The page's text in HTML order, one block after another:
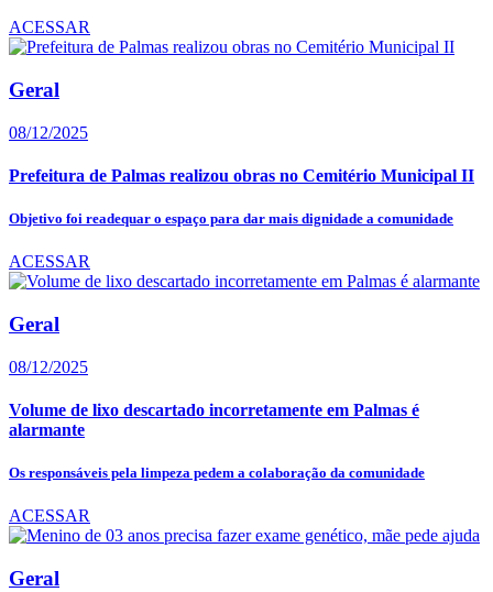
ACESSAR
Geral
08/12/2025
Prefeitura de Palmas realizou obras no Cemitério Municipal II
Objetivo foi readequar o espaço para dar mais dignidade a comunidade
ACESSAR
Geral
08/12/2025
Volume de lixo descartado incorretamente em Palmas é
alarmante
Os responsáveis pela limpeza pedem a colaboração da comunidade
ACESSAR
Geral